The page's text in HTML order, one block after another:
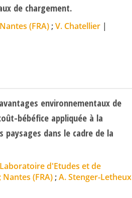
de chargement.
(FRA);V. Chatellier |
environnementaux de
bébéfice appliquée à la
paysages dans le cadre de la
Laboratoire d'Etudes et de
(FRA);A. Stenger-Letheux